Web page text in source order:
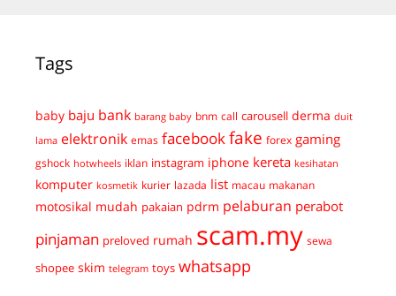
Tags
baby baju bank barang baby bnm call carousell derma duit
lama elektronik emas facebookfake forex gaming
gshock hotwheels iklan instagram iphone kereta kesihatan
komputer kosmetik kurier lazada list macau makanan
motosikal mudah pakaian pdrm pelaburan perabot
pinjaman preloved rumah scam.my sewa
shopee skim telegram toys whatsapp